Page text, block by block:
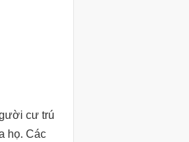
cư trú
họ. Các